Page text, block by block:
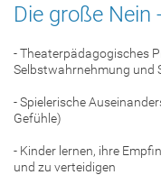
Die große Nein
- Theaterpädagogisches
Selbstwahrnehmung und
- Spielerische
Gefühle)
- Kinder lernen, ihre
und zu verteidigen